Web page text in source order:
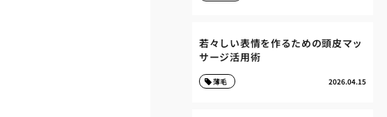
若々しい表情を作るための頭皮マッ
サージ活用術
2026.04.15
薄毛